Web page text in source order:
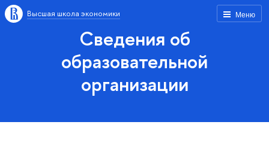
Меню
Высшая школа экономики
Сведения об
образовательной
организации